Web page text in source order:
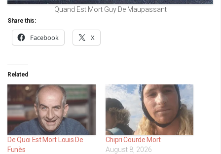
Quand Est Mort Guy De Maupassant
Share this:
Facebook X
Related
De Quoi Est Mort Louis De
Funès
Chipri Courde Mort
August 8, 2026